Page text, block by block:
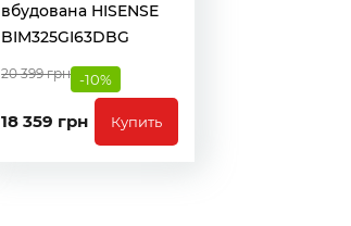
вбудована HISENSE
BIM325GI63DBG
20 399 грн -10%
18 359 грн Купить